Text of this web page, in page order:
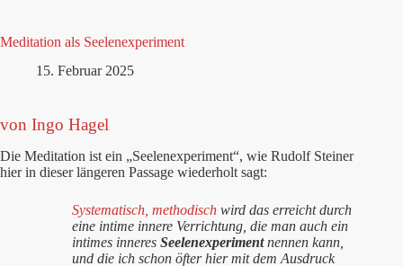
Meditation als Seelenexperiment
15. Februar 2025
von Ingo Hagel
Die Meditation ist ein „Seelenexperiment“, wie Rudolf Steiner
hier in dieser längeren Passage wiederholt sagt:
Systematisch, methodisch wird das erreicht durch
eine intime innere Verrichtung, die man auch ein
intimes inneres Seelenexperimentnennen kann,
und die ich schon öfter hier mit dem Ausdruck